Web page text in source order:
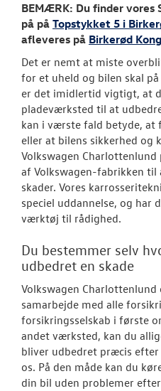
BEMÆRK: Du finder vores
på på Topstykket 5 i
afleveres på Birkerød
Det er nemt at miste
for et uheld og bilen skal
er det imidlertid vigtigt, at
pladeværksted til at
kan i værste fald betyde, at
eller at bilens sikkerhed og
Volkswagen
af Volkswagen-fabrikken til
skader. Vores
speciel uddannelse, og har
værktøj til rådighed.
Du bestemmer selv
udbedret en skade
Volkswagen
samarbejde med alle
forsikringsselskab i første
andet værksted, kan du
bliver udbedret præcis
os. På den måde kan du
din bil uden problemer